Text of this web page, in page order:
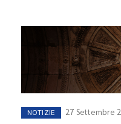
NOTIZIE 27 Settembre